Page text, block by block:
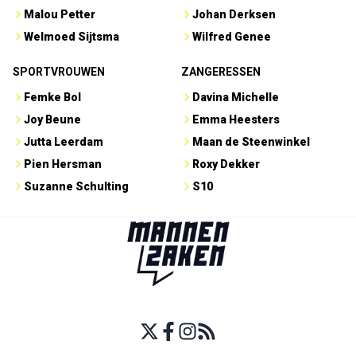
Malou Petter
Welmoed Sijtsma
Johan Derksen
Wilfred Genee
SPORTVROUWEN
Femke Bol
Joy Beune
Jutta Leerdam
Pien Hersman
Suzanne Schulting
ZANGERESSEN
Davina Michelle
Emma Heesters
Maan de Steenwinkel
Roxy Dekker
S10